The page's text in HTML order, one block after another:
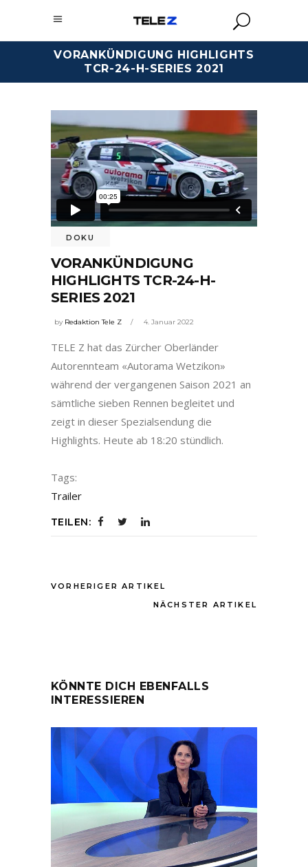
VORANKÜNDIGUNG HIGHLIGHTS
TCR-24-H-SERIES 2021
DOKU
VORANKÜNDIGUNG
HIGHLIGHTS TCR-24-H-
SERIES 2021
by Redaktion Tele Z 4. Januar 2022
TELE Z hat das Zürcher Oberländer
Autorennteam «Autorama Wetzikon»
während der vergangenen Saison 2021 an
sämtliche sieben Rennen begleitet und
zeigt in dieser Spezialsendung die
Highlights. Heute ab 18:20 stündlich.
Tags:
Trailer
TEILEN:
VORHERIGER ARTIKEL
NÄCHSTER ARTIKEL
KÖNNTE DICH EBENFALLS
INTERESSIEREN